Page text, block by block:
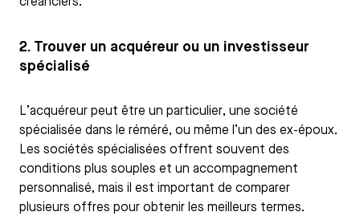
2. Trouver un acquéreur ou un investisseur
spécialisé
L’acquéreur peut être un particulier, une société
spécialisée dans le réméré, ou même l’un des ex-époux.
Les sociétés spécialisées offrent souvent des
conditions plus souples et un accompagnement
personnalisé, mais il est important de comparer
plusieurs offres pour obtenir les meilleurs termes.